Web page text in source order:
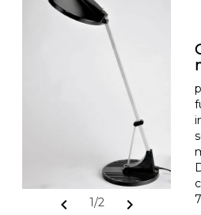
chevron_left 1/2 chevron_right